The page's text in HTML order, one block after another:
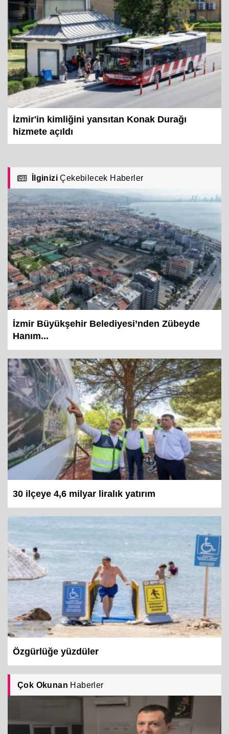
İzmir'in kimliğini yansıtan Konak Durağı
hizmete açıldı
İlginizi Çekebilecek Haberler
İzmir Büyükşehir Belediyesi’nden Zübeyde
Hanım...
30 ilçeye 4,6 milyar liralık yatırım
Özgürlüğe yüzdüler
Çok Okunan Haberler